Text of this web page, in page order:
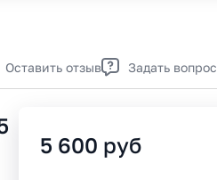
Оставить отзыв Задать вопрос
5 600 руб